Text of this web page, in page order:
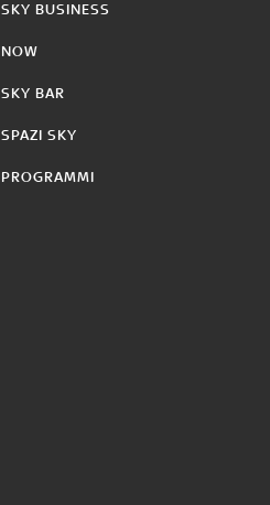
SKY BUSINESS
NOW
SKY BAR
SPAZI SKY
PROGRAMMI